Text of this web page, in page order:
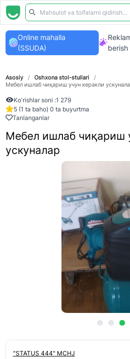
Online mahalla
(SSUDA)
berish
Asosiy / Oshxona stol-stullari
/
Мебел ишлаб чиқариш учун керакли
Ko'rishlar soni :1 279
5 (1 ta baho) 0 ta buyurtma
Tanlanganlar
Мебел ишлаб чиқариш
ускуналар
"STATUS 444" MCHJ